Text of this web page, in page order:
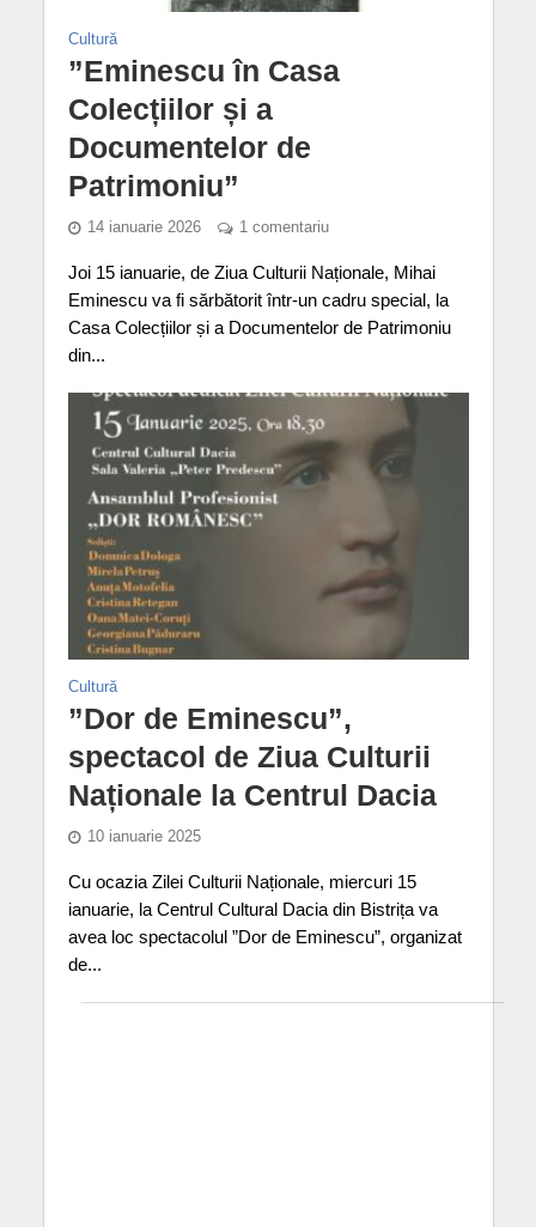
Cultură
”Eminescu în Casa
Colecțiilor și a
Documentelor de
Patrimoniu”
14 ianuarie 2026 1 comentariu
Joi 15 ianuarie, de Ziua Culturii Naționale, Mihai
Eminescu va fi sărbătorit într-un cadru special, la
Casa Colecțiilor și a Documentelor de Patrimoniu
din...
Cultură
”Dor de Eminescu”,
spectacol de Ziua Culturii
Naționale la Centrul Dacia
10 ianuarie 2025
Cu ocazia Zilei Culturii Naționale, miercuri 15
ianuarie, la Centrul Cultural Dacia din Bistrița va
avea loc spectacolul ”Dor de Eminescu”, organizat
de...